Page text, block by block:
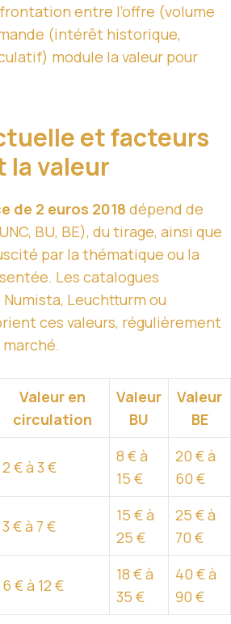
entre l’offre (volume
(intérêt historique,
module la valeur pour
et facteurs
valeur
de 2 euros 2018 dépend de
BU, BE), du tirage, ainsi que
par la thématique ou la
Les catalogues
Leuchtturm ou
ces valeurs, régulièrement
Valeur en
circulation
Valeur
BU
Valeur
BE
2 € à 3 €
8 € à
15 €
20 € à
60 €
3 € à 7 €
15 € à
25 €
25 € à
70 €
6 € à 12 €
18 € à
35 €
40 € à
90 €